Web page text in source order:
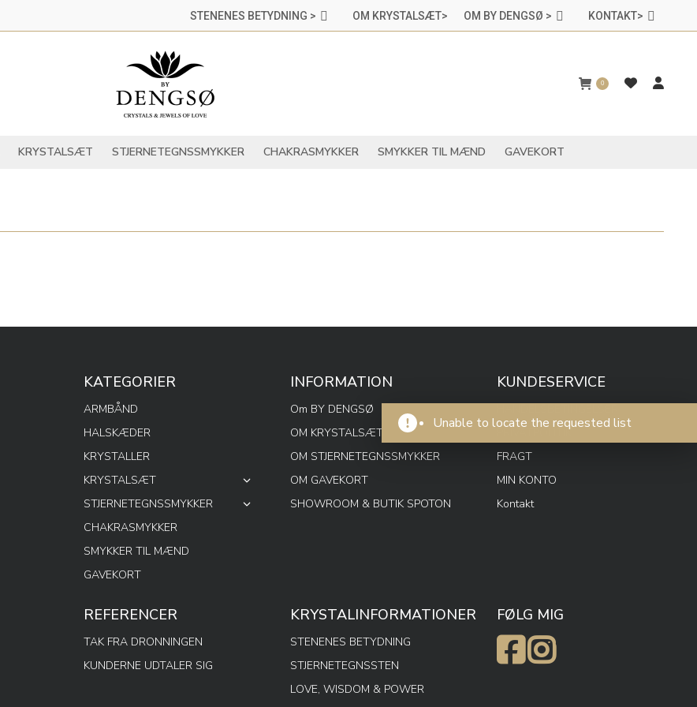
STENENES BETYDNING > OM KRYSTALSÆT> OM BY DENGSØ > KONTAKT>
0
KRYSTALSÆT STJERNETEGNSSMYKKER CHAKRASMYKKER SMYKKER TIL MÆND GAVEKORT
Unable to locate the requested list
KATEGORIER
ARMBÅND
HALSKÆDER
KRYSTALLER
KRYSTALSÆT
STJERNETEGNSSMYKKER
CHAKRASMYKKER
SMYKKER TIL MÆND
GAVEKORT
INFORMATION
Om BY DENGSØ
OM KRYSTALSÆT
OM STJERNETEGNSSMYKKER
OM GAVEKORT
SHOWROOM & BUTIK SPOTON
KUNDESERVICE
PRIVATPOLITIK
FRAGT
MIN KONTO
Kontakt
REFERENCER
TAK FRA DRONNINGEN
KUNDERNE UDTALER SIG
KRYSTALINFORMATIONER
STENENES BETYDNING
STJERNETEGNSSTEN
LOVE, WISDOM & POWER
FØLG MIG